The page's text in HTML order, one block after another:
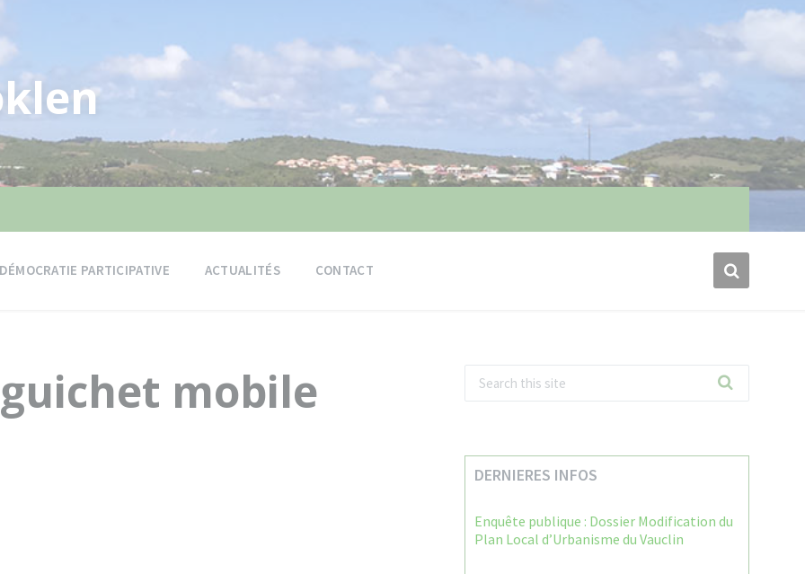
PARTICIPATIVE ACTUALITÉS CONTACT
mobile
DERNIERES INFOS
Enquête publique : Dossier Modification du
Plan Local d’Urbanisme du Vauclin